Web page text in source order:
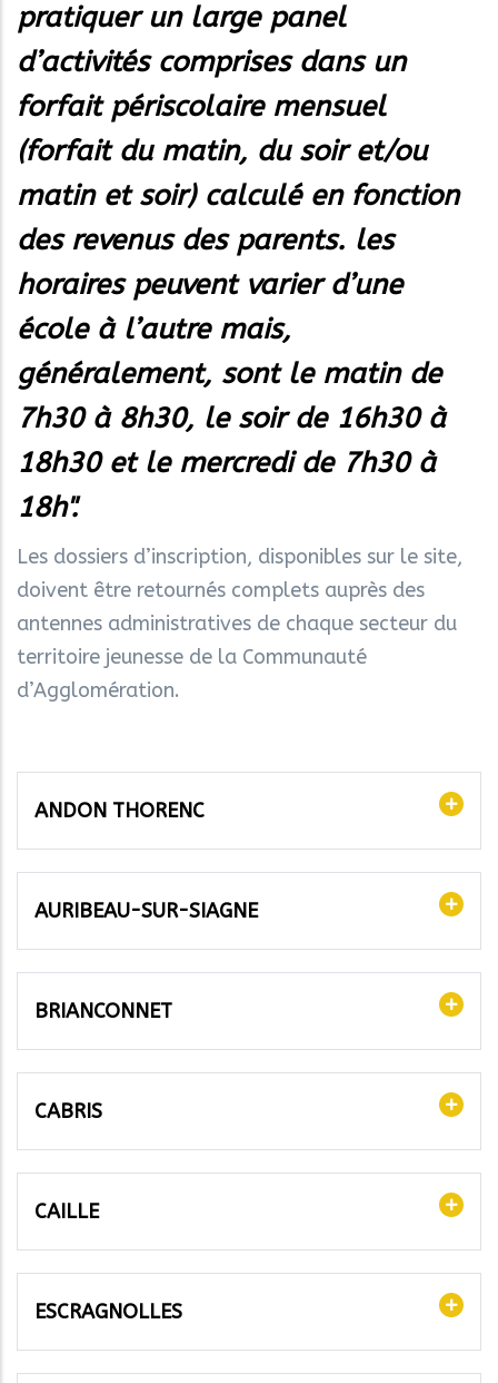
pratiquer un large panel
d’activités comprises dans un
forfait périscolaire mensuel
(forfait du matin, du soir et/ou
matin et soir) calculé en fonction
des revenus des parents. les
horaires peuvent varier d’une
école à l’autre mais,
généralement, sont le matin de
7h30 à 8h30, le soir de 16h30 à
18h30 et le mercredi de 7h30 à
18h".
Les dossiers d’inscription, disponibles sur le site,
doivent être retournés complets auprès des
antennes administratives de chaque secteur du
territoire jeunesse de la Communauté
d’Agglomération.
ANDON THORENC
AURIBEAU-SUR-SIAGNE
BRIANCONNET
CABRIS
CAILLE
ESCRAGNOLLES